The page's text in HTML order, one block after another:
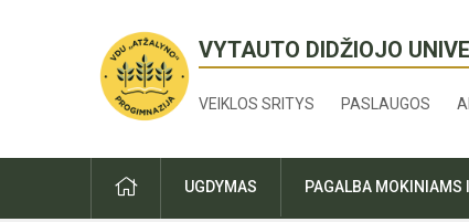
VYTAUTO DIDŽIOJO
VEIKLOS SRITYS PASLAUGOS
PRADŽIAUGDYMAS PAGALBA MOKINIAMS